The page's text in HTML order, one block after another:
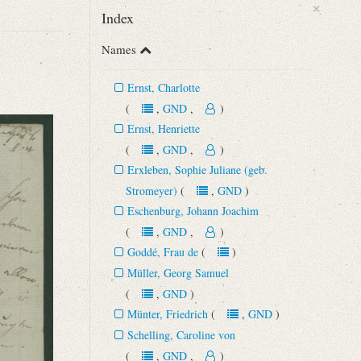
×
Index
Names
Ernst, Charlotte
(, GND, )
Ernst, Henriette
(, GND, )
Erxleben, Sophie Juliane (geb.
Stromeyer) (, GND)
Eschenburg, Johann Joachim
(, GND, )
Goddé, Frau de ()
Müller, Georg Samuel
(, GND)
Münter, Friedrich (, GND)
Schelling, Caroline von
(, GND, )